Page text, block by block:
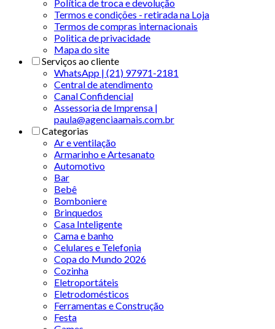
Política de troca e devolução
Termos e condições - retirada na Loja
Termos de compras internacionais
Politica de privacidade
Mapa do site
Serviços ao cliente
WhatsApp | (21) 97971-2181
Central de atendimento
Canal Confidencial
Assessoria de Imprensa |
paula@agenciaamais.com.br
Categorias
Ar e ventilação
Armarinho e Artesanato
Automotivo
Bar
Bebê
Bomboniere
Brinquedos
Casa Inteligente
Cama e banho
Celulares e Telefonia
Copa do Mundo 2026
Cozinha
Eletroportáteis
Eletrodomésticos
Ferramentas e Construção
Festa